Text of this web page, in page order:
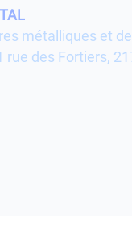
métalliques et
rue des Fortiers,